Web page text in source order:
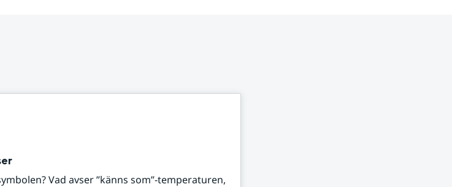
Vad avser ”känns som”-temperaturen,